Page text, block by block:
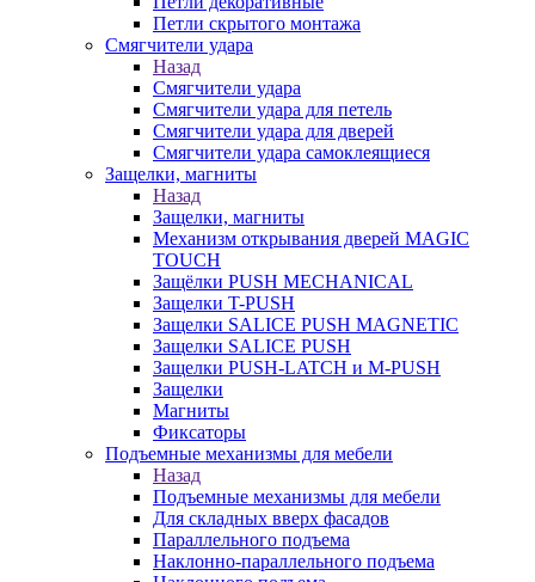
Петли скрытого монтажа
Смягчители удара
Назад
Смягчители удара
Смягчители удара для петель
Смягчители удара для дверей
Cмягчители удара самоклеящиеся
Защелки, магниты
Назад
Защелки, магниты
Механизм открывания дверей MAGIC
TOUCH
Защёлки PUSH MECHANICAL
Защелки T-PUSH
Защелки SALICE PUSH MAGNETIC
Защелки SALICE PUSH
Защелки PUSH-LATCH и M-PUSH
Защелки
Магниты
Фиксаторы
Подъемные механизмы для мебели
Назад
Подъемные механизмы для мебели
Для складных вверх фасадов
Параллельного подъема
Наклонно-параллельного подъема